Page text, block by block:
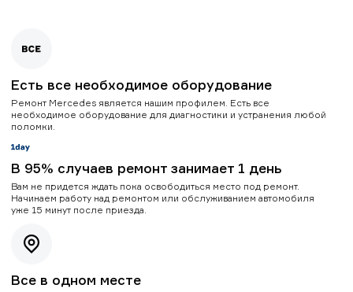
Есть все необходимое оборудование
Ремонт Mercedes является нашим профилем. Есть все
необходимое оборудование для диагностики и устранения любой
поломки.
В 95% случаев ремонт занимает 1 день
Вам не придется ждать пока освободиться место под ремонт.
Начинаем работу над ремонтом или обслуживанием автомобиля
уже 15 минут после приезда.
Все в одном месте